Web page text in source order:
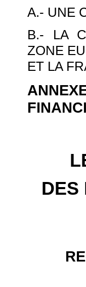
A.- UNE
B.- LA
ZONE
ET LA
DES